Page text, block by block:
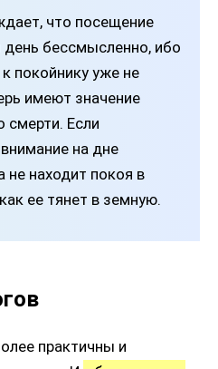
что посещение
бессмысленно, ибо
покойнику уже не
имеют значение
смерти. Если
на дне
находит покоя в
ее тянет в земную.
практичны и